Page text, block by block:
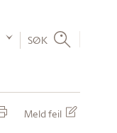
SØK
Meld feil